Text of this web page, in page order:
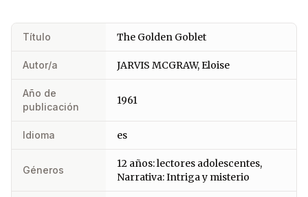
Título The Golden Goblet
Autor/a JARVIS MCGRAW, Eloise
Año de
publicación
1961
Idioma es
Géneros
12 años: lectores adolescentes,
Narrativa: Intriga y misterio